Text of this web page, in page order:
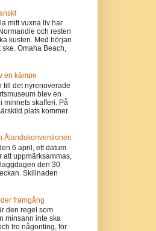
mitt vuxna liv har
och resten
kusten. Med början
ske. Omaha Beach,
en kämpe
till det nyrenoverade
blev en
minnets skafferi. På
plats kommer
Ålandskonventionen
6 april, ett datum
att uppmärksammas,
den 30
Skillnaden
framgång
den regel som
minsann inte ska
tro någonting, för